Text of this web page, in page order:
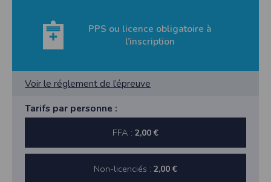
PPS ou licence obligatoire à
l’inscription
Voir le réglement de l’épreuve
Tarifs par personne :
FFA : 2,00 €
Non-licenciés : 2,00 €